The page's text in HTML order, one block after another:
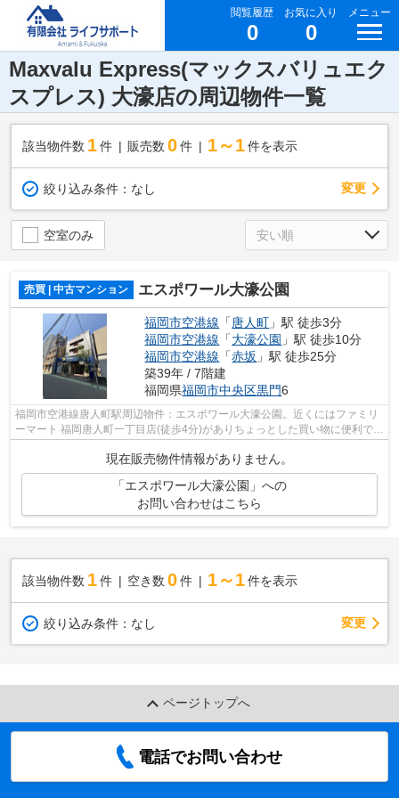
閲覧履歴
0
お気に入り
0
メニュー
Maxvalu Express(マックスバリュエク
スプレス) 大濠店の周辺物件一覧
該当物件数 1件 販売数 0 件 1～1 件を表示
絞り込み条件： なし 変更
空室のみ
売買 | 中古マンション エスポワール大濠公園
福岡市空港線 「 唐人町 」駅 徒歩3分
福岡市空港線 「大濠公園 」駅 徒歩10分
福岡市空港線 「赤坂 」駅 徒歩25分
築39年 / 7階建
福岡県福岡市中央区黒門6
福岡市空港線唐人町駅周辺物件：エスポワール大濠公園。近くにはファミリ
ーマート 福岡唐人町一丁目店(徒歩4分)がありちょっとした買い物に便利で
現在販売物件情報がありません。
「エスポワール大濠公園」への
お問い合わせはこちら
該当物件数 1件 空き数 0 件 1～1 件を表示
絞り込み条件： なし 変更
ページトップへ
電話でお問い合わせ